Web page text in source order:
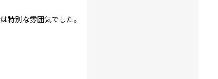
特別な雰囲気でした。